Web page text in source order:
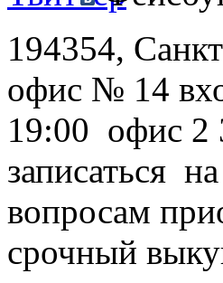
194354,
офис № 14
19:00 офис 2
записаться
вопросам
срочный